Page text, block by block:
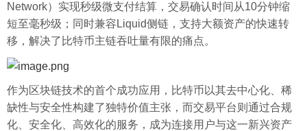
Network）实现秒级微支付结算，交易确认时间从10分钟缩
短至毫秒级；同时兼容Liquid侧链，支持大额资产的快速转
移，解决了比特币主链吞吐量有限的痛点。
作为区块链技术的首个成功应用，比特币以其去中心化、稀
缺性与安全性构建了独特价值主张，而交易平台则通过合规
化、安全化、高效化的服务，成为连接用户与这一新兴资产